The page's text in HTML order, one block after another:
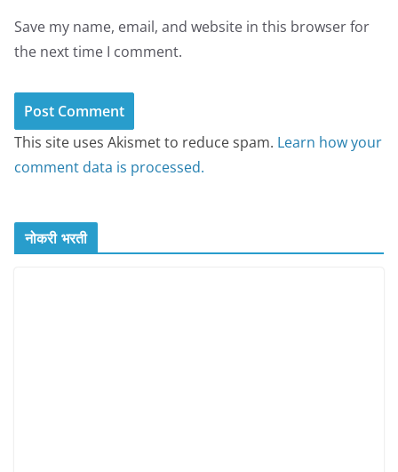
Save my name, email, and website in this browser for
the next time I comment.
This site uses Akismet to reduce spam. Learn how your
comment data is processed.
नोकरी भरती